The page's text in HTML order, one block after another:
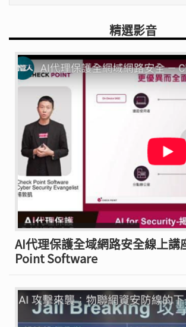
精選影音
AI代理保護全域網路安全線上
Point Software